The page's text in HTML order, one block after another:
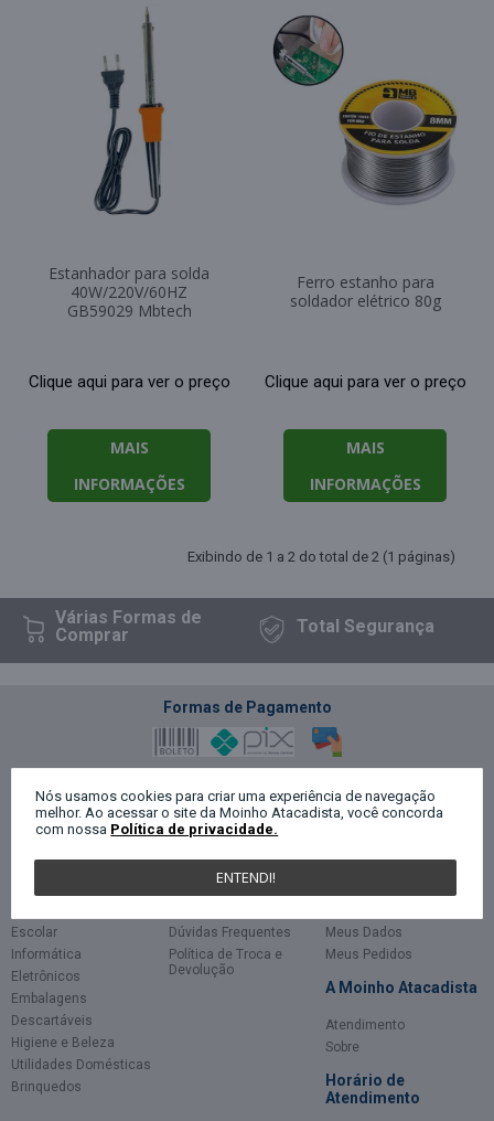
Estanhador para solda
40W/220V/60HZ
GB59029 Mbtech
Clique aqui para ver o preço
MAIS
INFORMAÇÕES
Ferro estanho para
soldador elétrico 80g
Clique aqui para ver o preço
MAIS
INFORMAÇÕES
Exibindo de 1 a 2 do total de 2 (1 páginas)
Várias Formasde
Comprar
Total Segurança
Nós usamos cookies para criar uma experiência de navegação
melhor. Ao acessar o site da Moinho Atacadista, você concorda
com nossa Política de privacidade.
ENTENDI!
Formas de Pagamento
Escolar
Informática
Eletrônicos
Embalagens
Descartáveis
Higiene e Beleza
Utilidades Domésticas
Brinquedos
Dúvidas Frequentes
Política de Troca e
Devolução
Meus Dados
Meus Pedidos
A Moinho Atacadista
Atendimento
Sobre
Horário de
Atendimento